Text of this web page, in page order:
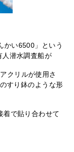
かい6500」という
潜水調査船が
クリルが使用さ
すり鉢のような形
着で貼り合わせて